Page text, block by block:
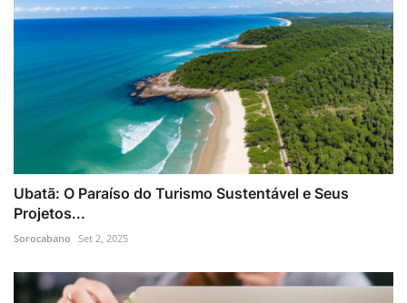
Ubatã: O Paraíso do Turismo Sustentável e Seus
Projetos...
Sorocabano Set 2, 2025